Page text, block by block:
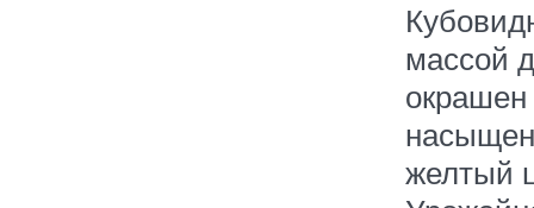
массой
окрашен
желтый